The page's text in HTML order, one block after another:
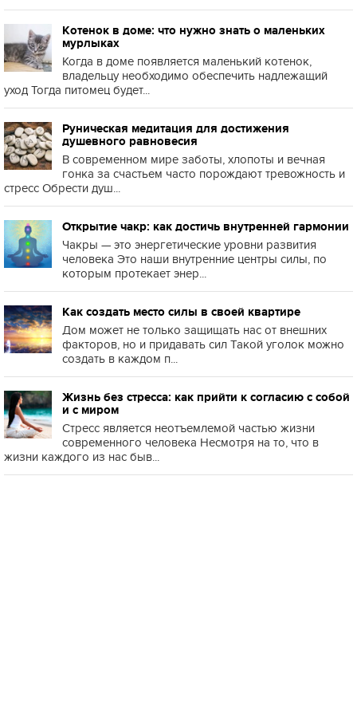
Котенок в доме: что нужно знать о маленьких
мурлыках
Когда в доме появляется маленький котенок,
владельцу необходимо обеспечить надлежащий
уход Тогда питомец будет...
Руническая медитация для достижения
душевного равновесия
В современном мире заботы, хлопоты и вечная
гонка за счастьем часто порождают тревожность и
стресс Обрести душ...
Открытие чакр: как достичь внутренней гармонии
Чакры — это энергетические уровни развития
человека Это наши внутренние центры силы, по
которым протекает энер...
Как создать место силы в своей квартире
Дом может не только защищать нас от внешних
факторов, но и придавать сил Такой уголок можно
создать в каждом п...
Жизнь без стресса: как прийти к согласию с собой
и с миром
Стресс является неотъемлемой частью жизни
современного человека Несмотря на то, что в
жизни каждого из нас быв...